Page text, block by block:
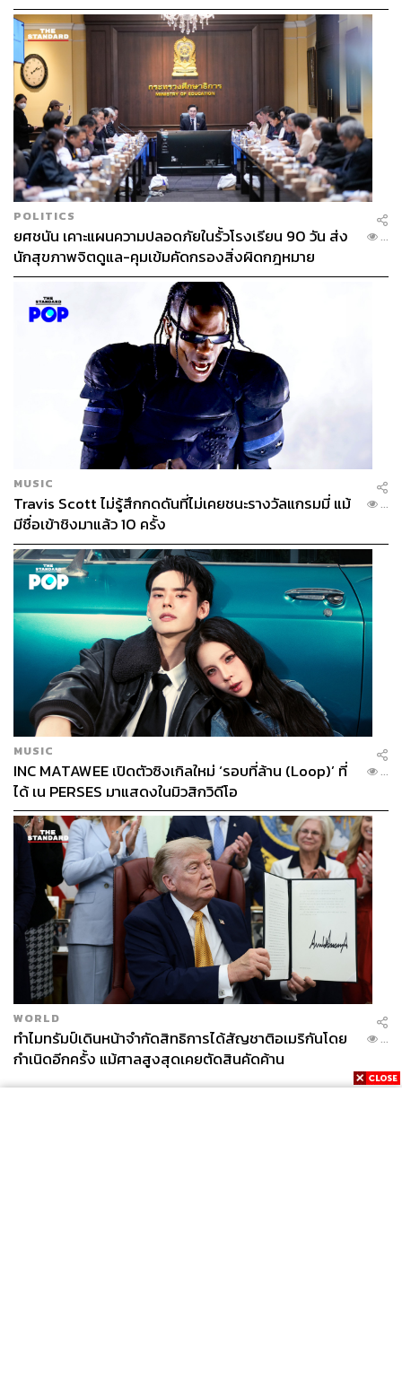
POLITICS
ยศชนัน เคาะแผนความปลอดภัยในรั้วโรงเรียน 90 วัน ส่ง
นักสุขภาพจิตดูแล-คุมเข้มคัดกรองสิ่งผิดกฎหมาย
...
MUSIC
Travis Scott ไม่รู้สึกกดดันที่ไม่เคยชนะรางวัลแกรมมี่ แม้
มีชื่อเข้าชิงมาแล้ว 10 ครั้ง
...
MUSIC
INC MATAWEE เปิดตัวซิงเกิลใหม่ ‘รอบที่ล้าน (Loop)’ ที่
ได้ เน PERSES มาแสดงในมิวสิกวิดีโอ
...
WORLD
ทำไมทรัมป์เดินหน้าจำกัดสิทธิการได้สัญชาติอเมริกันโดย
กำเนิดอีกครั้ง แม้ศาลสูงสุดเคยตัดสินคัดค้าน
...